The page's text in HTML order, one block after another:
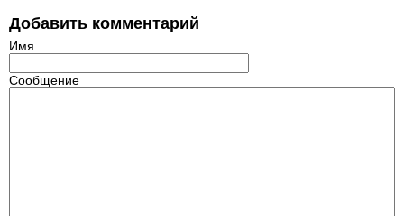
Добавить комментарий
Имя
Сообщение